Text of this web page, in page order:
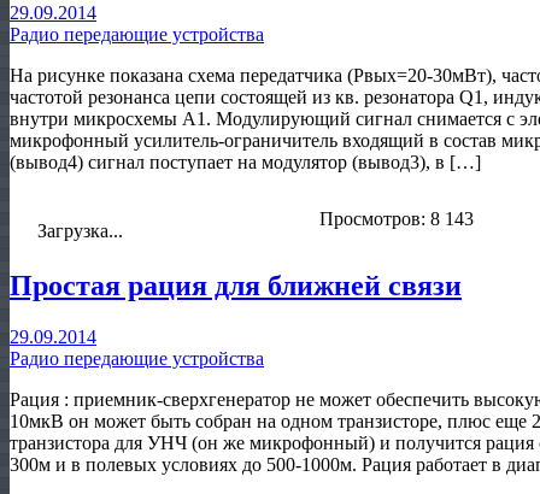
29.09.2014
Радио передающие устройства
На рисунке показана схема передатчика (Рвых=20-30мВт),
частотой резонанса цепи состоящей из кв. резонатора Q1,
внутри микросхемы А1. Модулирующий сигнал снимается с
микрофонный усилитель-ограничитель входящий в состав
(вывод4) сигнал поступает на модулятор (вывод3), в […]
Загрузка...
Просмотров: 8 143
Простая рация для ближней связи
29.09.2014
Радио передающие устройства
Рация : приемник-сверхгенератор не может обеспечить
10мкВ он может быть собран на одном транзисторе, плюс еще
транзистора для УНЧ (он же микрофонный) и получится рация
300м и в полевых условиях до 500-1000м. Рация работает в